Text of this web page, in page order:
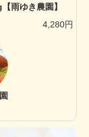
雨ゆき農園】
4,280円